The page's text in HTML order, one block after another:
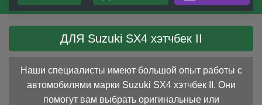
ДЛЯ Suzuki SX4 хэтчбек II
Наши специалисты имеют большой опыт работы с
автомобилями марки Suzuki SX4 хэтчбек II. Они
помогут вам выбрать оригинальные или